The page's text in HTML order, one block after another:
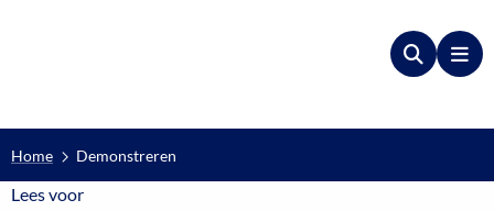
Zoeken
Home Demonstreren
Lees voorLees voor